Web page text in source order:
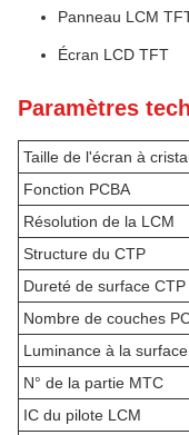
Panneau LCM
Écran LCD TFT
Paramètres
Taille de l'écran à
Fonction PCBA
Résolution de la LCM
Structure du CTP
Dureté de surface CTP
Nombre de couches
Luminance à la
N° de la partie MTC
IC du pilote LCM